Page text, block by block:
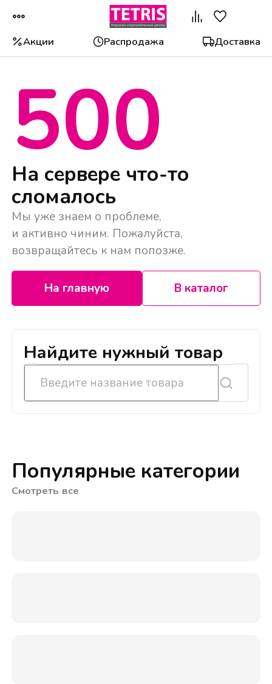
Акции Распродажа Доставка
500
На сервере что-то
сломалось
Мы уже знаем о проблеме,
и активно чиним. Пожалуйста,
возвращайтесь к нам попозже.
На главную В каталог
Найдите нужный товар
Популярные категории
Смотреть все